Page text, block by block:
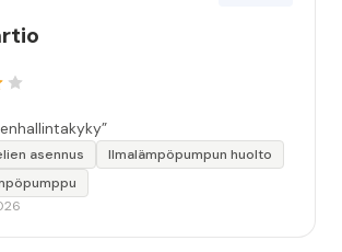
asennus
Ilmalämpöpumpun huolto